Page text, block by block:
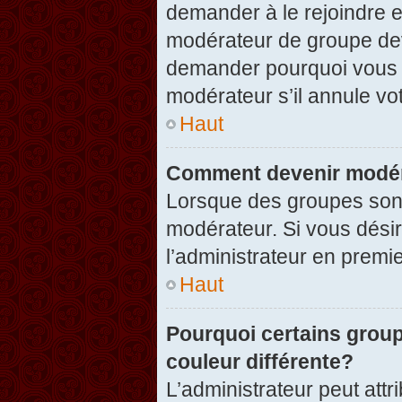
demander à le rejoindre
modérateur de groupe
demander pourquoi
modérateur s’il annule
Haut
Comment devenir
Lorsque des groupes
modérateur. Si vous
l’administrateur en
Haut
Pourquoi certains
couleur différente?
L’administrateur peut